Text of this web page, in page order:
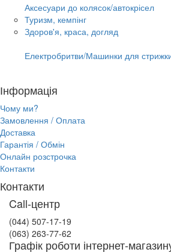
Аксесуари до колясок/автокрісел
Туризм, кемпінг
Здоров'я, краса, догляд
Електробритви/Машинки для
Інформація
Чому ми?
Замовлення / Оплата
Доставка
Гарантія / Обмін
Онлайн розстрочка
Контакти
Контакти
Call-центр
(044) 507-17-19
(063) 263-77-62
Графік роботи інтернет-